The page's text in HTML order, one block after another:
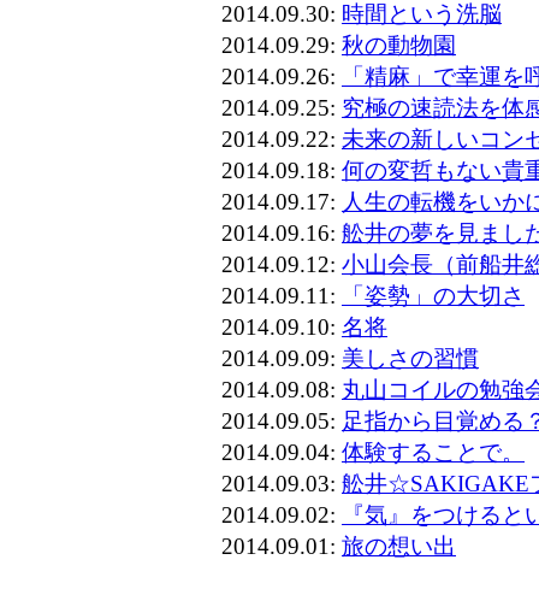
2014.09.30: 時間という洗脳
2014.09.29: 秋の動物園
2014.09.26:
「精麻」で幸運を
2014.09.25: 究極の速読法を体
2014.09.22: 未来の新しいコン
2014.09.18: 何の変哲もない貴
2014.09.17: 人生の転機をいか
2014.09.16: 舩井の夢を見まし
2014.09.12: 小山会長（前船井
2014.09.11:
「姿勢」の大切さ
2014.09.10: 名将
2014.09.09: 美しさの習慣
2014.09.08: 丸山コイルの勉強
2014.09.05: 足指から目覚める
2014.09.04: 体験することで。
2014.09.03: 舩井☆SAKIGAKE
2014.09.02:
『気』をつけると
2014.09.01: 旅の想い出